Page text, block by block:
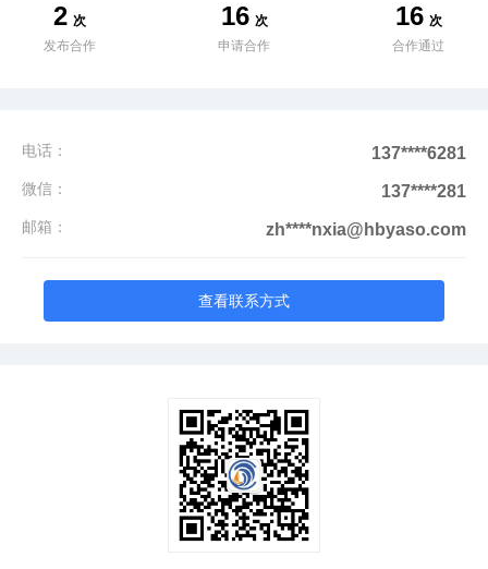
2 次
发布合作
16 次
申请合作
16 次
合作通过
电话： 137****6281
微信： 137****281
邮箱： zh****nxia@hbyaso.com
查看联系方式